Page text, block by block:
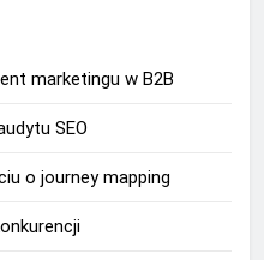
marketingu w B2B
SEO
o journey mapping